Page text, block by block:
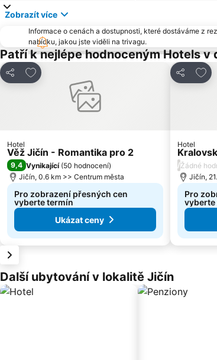
Zobrazít více
Informace o cenách a dostupnosti, které dostáváme z
nabídku, jakou jste viděli na trivagu.
Patří k nejlépe hodnoceným Hotels v
Sdílet
Přidat na seznam oblíbených hotelů
Hotel
Věž Jičín - Romantika pro 2
9,4 Vynikající (50 hodnocení)
Jičín, 0.6 km >> Centrum města
Pro zobrazení přesných cen
vyberte termín
Ukázat ceny
Sdílet
Hotel
/Žádné
Jičín,
Pro
vyberte
Další ubytování v lokalitě Jičín